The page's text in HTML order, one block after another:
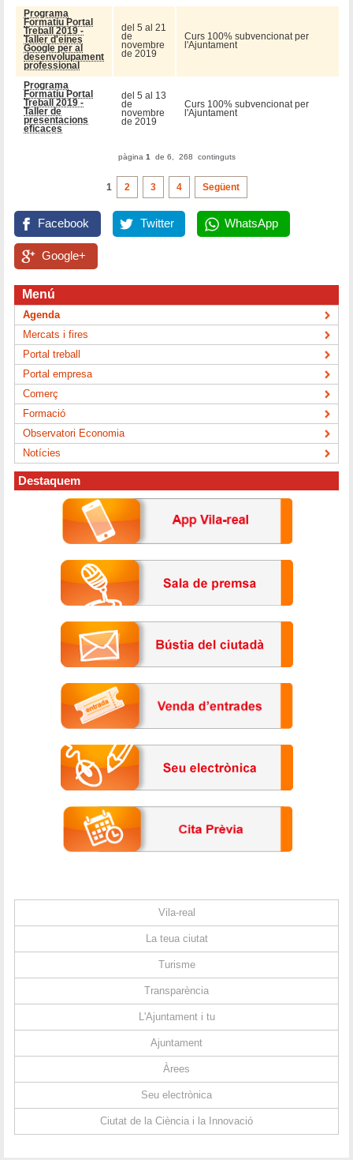
Programa
Formatiu Portal
Treball 2019 -
Taller d'eines
Google per al
desenvolupament
professional
del 5 al 21
de
novembre
de 2019
Curs 100% subvencionat per
l'Ajuntament
Programa
Formatiu Portal
Treball 2019 -
Taller de
presentacions
eficaces
del 5 al 13
de
novembre
de 2019
Curs 100% subvencionat per
l'Ajuntament
pàgina 1 de 6, 268 continguts
1 2 3 4 Següent
Facebook Twitter WhatsApp
Google+
Menú
Agenda
Mercats i fires
Portal treball
Portal empresa
Comerç
Formació
Observatori Economia
Notícies
Destaquem
Vila-real
La teua ciutat
Turisme
Transparència
L'Ajuntament i tu
Ajuntament
Àrees
Seu electrònica
Ciutat de la Ciència i la Innovació